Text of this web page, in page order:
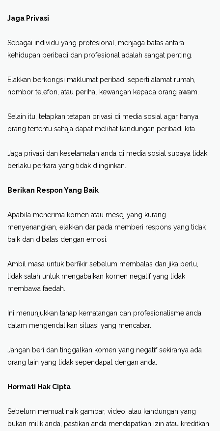
Jaga Privasi
Sebagai individu yang profesional, menjaga batas antara
kehidupan peribadi dan profesional adalah sangat penting.
Elakkan berkongsi maklumat peribadi seperti alamat rumah,
nombor telefon, atau perihal kewangan kepada orang awam.
Selain itu, tetapkan tetapan privasi di media sosial agar hanya
orang tertentu sahaja dapat melihat kandungan peribadi kita.
Jaga privasi dan keselamatan anda di media sosial supaya tidak
berlaku perkara yang tidak diinginkan.
Berikan Respon Yang Baik
Apabila menerima komen atau mesej yang kurang
menyenangkan, elakkan daripada memberi respons yang tidak
baik dan dibalas dengan emosi.
Ambil masa untuk berfikir sebelum membalas dan jika perlu,
tidak salah untuk mengabaikan komen negatif yang tidak
membawa faedah.
Ini menunjukkan tahap kematangan dan profesionalisme anda
dalam mengendalikan situasi yang mencabar.
Jangan beri dan tinggalkan komen yang negatif sekiranya ada
orang lain yang tidak sependapat dengan anda.
Hormati Hak Cipta
Sebelum memuat naik gambar, video, atau kandungan yang
bukan milik anda, pastikan anda mendapatkan izin atau kreditkan